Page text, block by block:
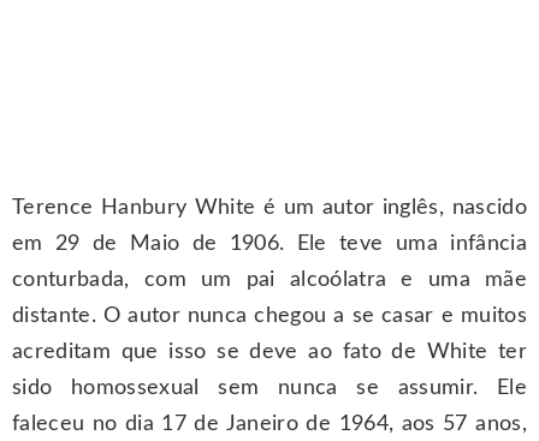
Terence Hanbury White é um autor inglês, nascido
em 29 de Maio de 1906. Ele teve uma infância
conturbada, com um pai alcoólatra e uma mãe
distante. O autor nunca chegou a se casar e muitos
acreditam que isso se deve ao fato de White ter
sido homossexual sem nunca se assumir. Ele
faleceu no dia 17 de Janeiro de 1964, aos 57 anos,